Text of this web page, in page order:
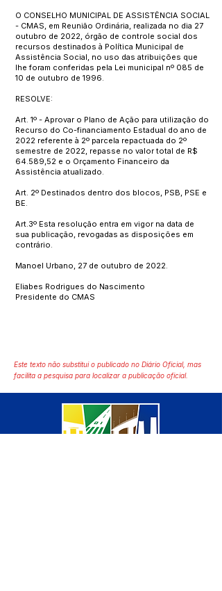
O CONSELHO MUNICIPAL DE ASSISTÊNCIA SOCIAL
- CMAS, em Reunião Ordinária, realizada no dia 27
outubro de 2022, órgão de controle social dos
recursos destinados à Política Municipal de
Assistência Social, no uso das atribuições que
lhe foram conferidas pela Lei municipal nº 085 de
10 de outubro de 1996.
RESOLVE:
Art. 1º - Aprovar o Plano de Ação para utilização do
Recurso do Co-financiamento Estadual do ano de
2022 referente à 2º parcela repactuada do 2º
semestre de 2022, repasse no valor total de R$
64.589,52 e o Orçamento Financeiro da
Assistência atualizado.
Art. 2º Destinados dentro dos blocos, PSB, PSE e
BE.
Art.3º Esta resolução entra em vigor na data de
sua publicação, revogadas as disposições em
contrário.
Manoel Urbano, 27 de outubro de 2022.
Eliabes Rodrigues do Nascimento
Presidente do CMAS
Este texto não substitui o publicado no Diário Oficial, mas
facilita a pesquisa para localizar a publicação oficial.